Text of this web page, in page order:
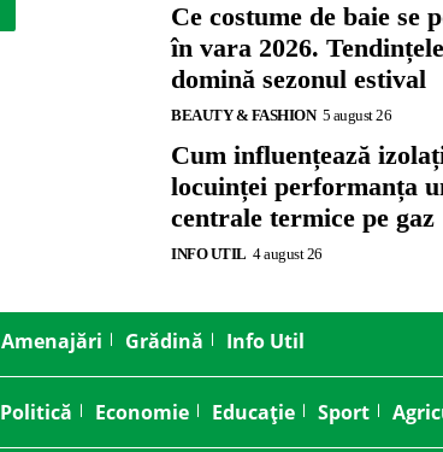
Ce costume de baie se
în vara 2026.
domină sezonul estival
BEAUTY & FASHION 5 august 26
Cum influențează
locuinței performanța
centrale termice pe gaz
INFO UTIL 4 august 26
Amenajări Grădină Info Util
Politică Economie Educație Sport